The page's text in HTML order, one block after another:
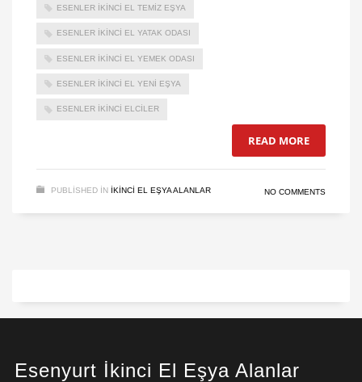
ESENLER IKINCI EL TEMIZ EŞYA
ESENLER IKINCI EL YATAK ODASI
ESENLER IKINCI EL YEMEK ODASI
ESENLER IKINCI EL YENI EŞYA
ESENLER IKINCI ELCILER
READ MORE
PUBLISHED IN IKINCI EL EŞYA ALANLAR NO COMMENTS
Esenyurt İkinci El Eşya Alanlar